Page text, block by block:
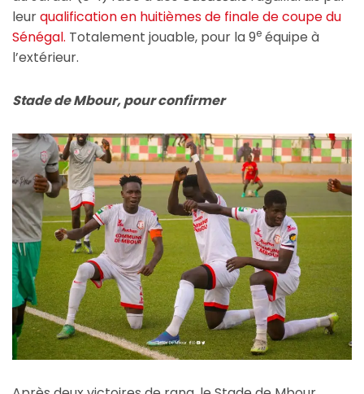
leurqualification en huitièmes de finale de coupe du
Sénégal. Totalement jouable, pour la 9e équipe à
l’extérieur.
Stade de Mbour, pour confirmer